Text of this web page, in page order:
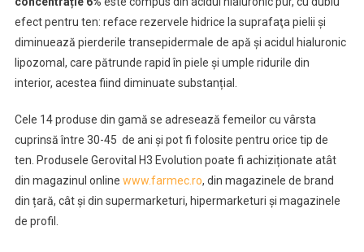
efect pentru ten: reface rezervele hidrice la suprafaţa pielii şi
diminuează pierderile transepidermale de apă şi acidul hialuronic
lipozomal, care pătrunde rapid în piele şi umple ridurile din
interior, acestea fiind diminuate substanțial.
Cele 14 produse din gamă se adresează femeilor cu vârsta
cuprinsă între 30-45 de ani și pot fi folosite pentru orice tip de
ten. Produsele Gerovital H3 Evolution poate fi achiziționate atât
din magazinul online www.farmec.ro, din magazinele de brand
din țară, cât și din supermarketuri, hipermarketuri și magazinele
de profil.